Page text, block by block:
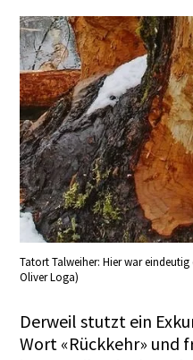
Tatort Talweiher: Hier war
Oliver Loga)
Derweil stutzt ein
Wort «Rückkehr» und